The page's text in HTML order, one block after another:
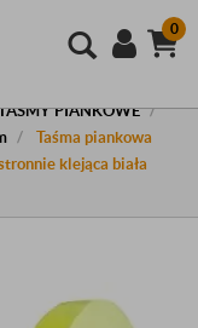
0
PIANKOWE
Taśma piankowa
klejąca biała